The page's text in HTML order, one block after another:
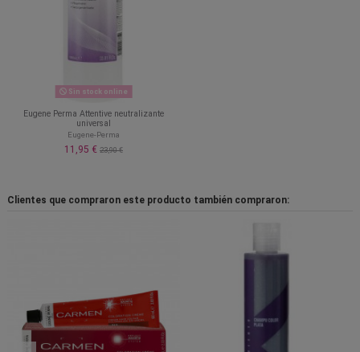
Sin stock online
Eugene Perma Attentive neutralizante
universal
Eugene-Perma
11,95 € 23,90 €
Clientes que compraron este producto también compraron: